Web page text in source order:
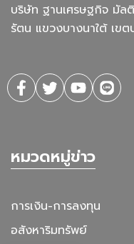
บริษัท ฐานเศรษฐกิจ มั
รัตน แขวงบางนาใต้ เข
หมวดหมู่ข่าว
การเงิน-การลงทุน
อสังหาริมทรัพย์